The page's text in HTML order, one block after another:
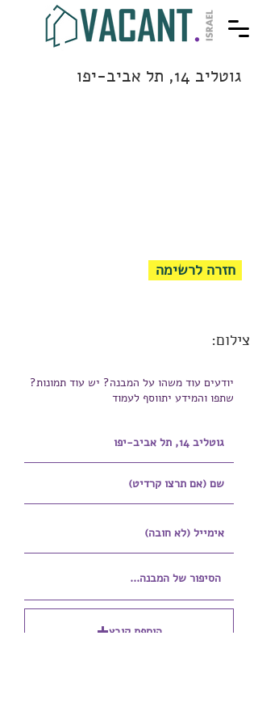
גוטליב 14, תל אביב-יפו
חזרה לרשימה
צילום:
יודעים עוד משהו על המבנה? יש עוד תמונות?
שתפו והמידע יתווסף לעמוד
הוספת קובץ